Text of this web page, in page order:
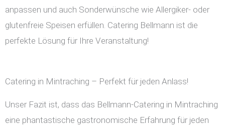
anpassen und auch Sonderwünsche wie Allergiker- oder
glutenfreie Speisen erfüllen. Catering Bellmann ist die
perfekte Lösung für Ihre Veranstaltung!
Catering in Mintraching – Perfekt für jeden Anlass!
Unser Fazit ist, dass das Bellmann-Catering in Mintraching
eine phantastische gastronomische Erfahrung für jeden